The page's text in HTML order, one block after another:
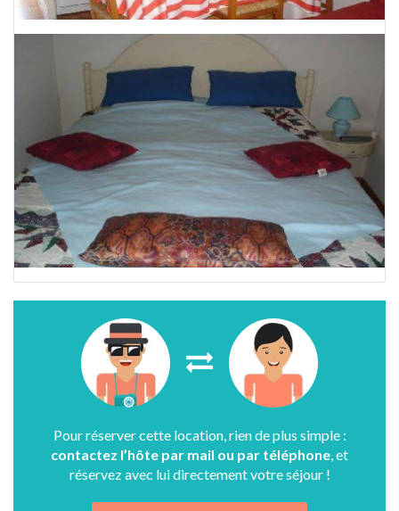
Pour réserver cette location, rien de plus simple :
contactez l’hôte par mail ou par téléphone, et
réservez avec lui directement votre séjour !